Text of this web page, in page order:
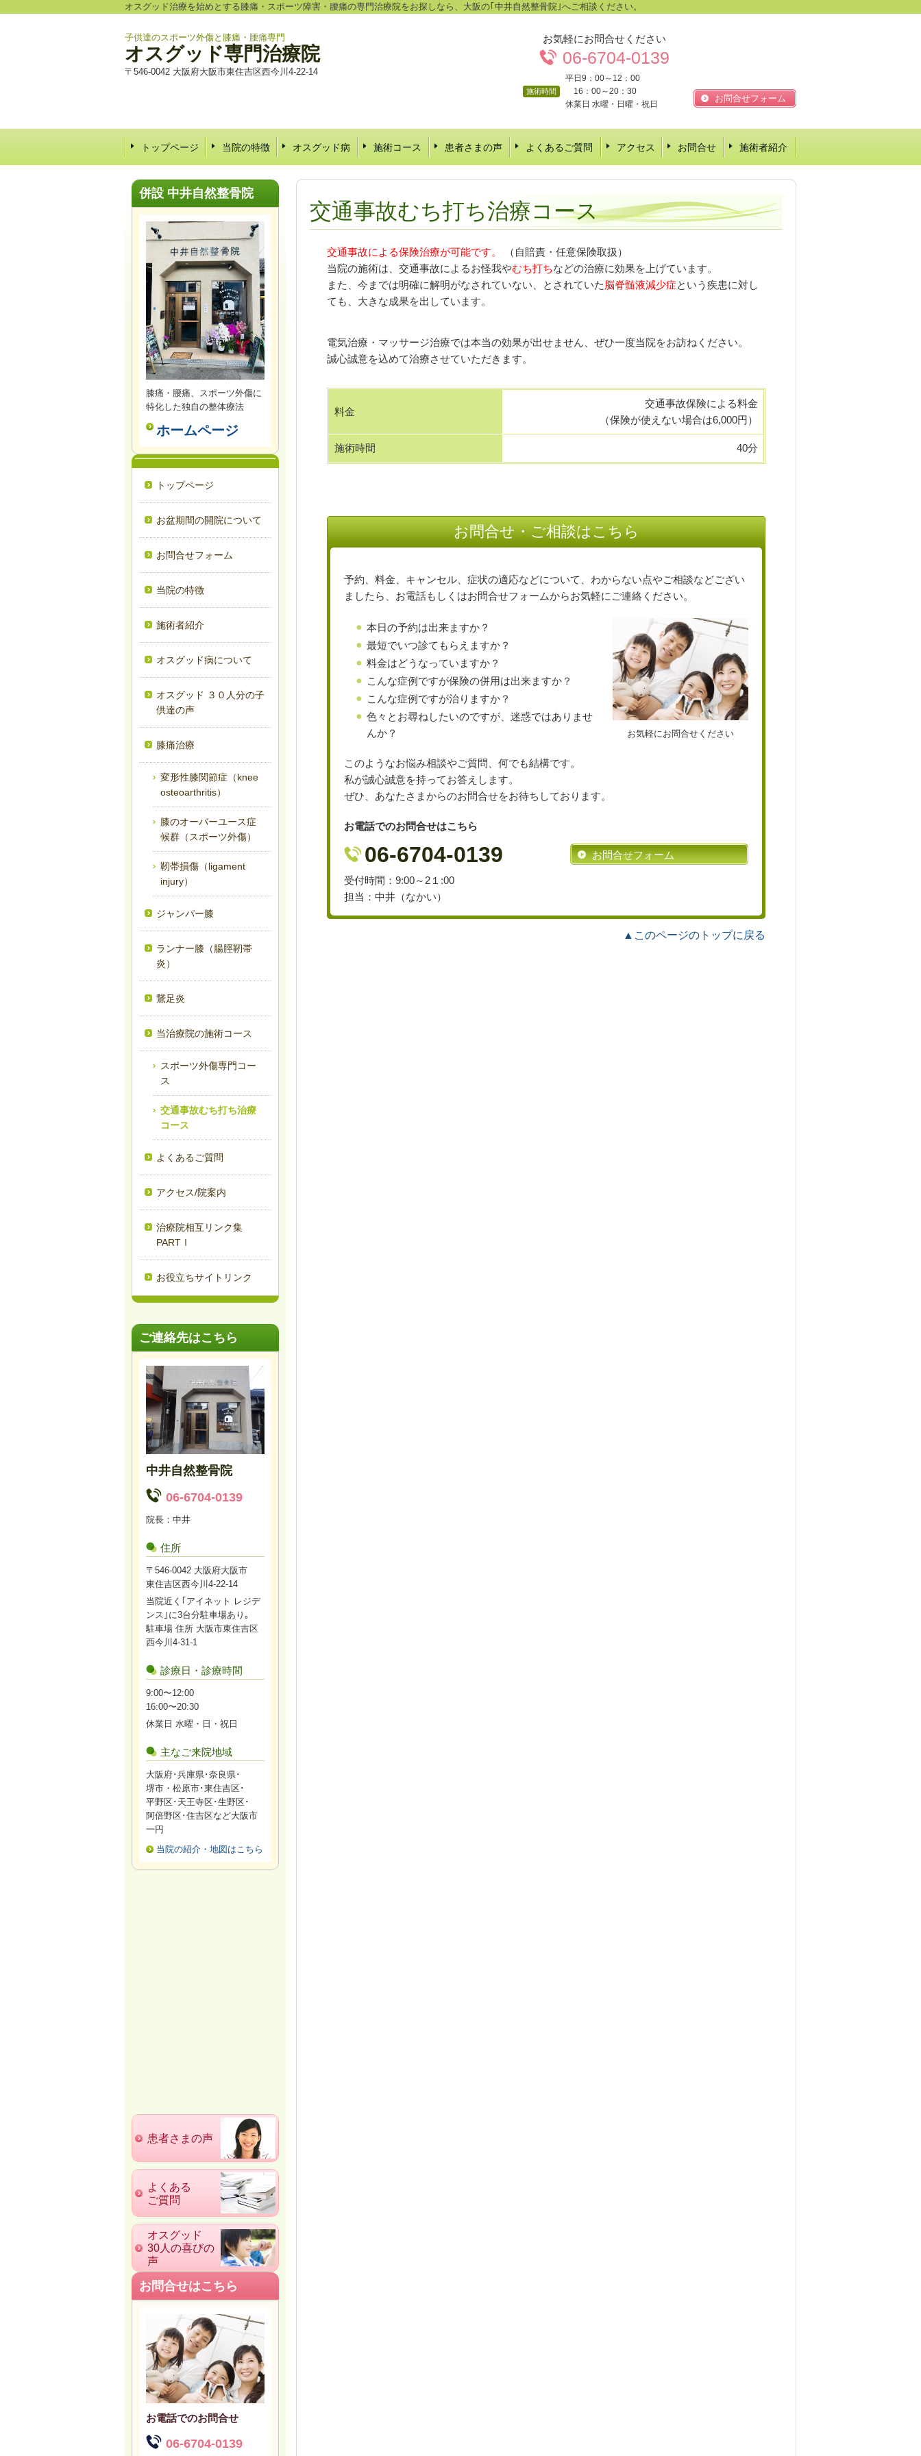
オスグッド治療を始めとする膝痛・スポーツ障害・腰痛の専門治療院をお探しなら、大阪の｢中井自然整骨院｣へご相談ください。
子供達のスポーツ外傷と膝痛・腰痛専門
オスグッド専門治療院
〒546-0042 大阪府大阪市東住吉区西今川4-22-14
お気軽にお問合せください
06-6704-0139
施術時間
平日9：00～12：00
16：00～20：30
休業日 水曜・日曜・祝日
お問合せフォーム
トップページ 当院の特徴 オスグッド病 施術コース 患者さまの声 よくあるご質問 アクセス お問合せ 施術者紹介
交通事故むち打ち治療コース
交通事故による保険治療が可能です。
（自賠責・任意保険取扱）
当院の施術は、交通事故によるお怪我やむち打ちなどの治療に効果を上げています。
また、今までは明確に解明がなされていない、とされていた脳脊髄液減少症という疾患に対し
ても、大きな成果を出しています。
電気治療・マッサージ治療では本当の効果が出せません、ぜひ一度当院をお訪ねください。
誠心誠意を込めて治療させていただきます。
料金
交通事故保険による料金
（保険が使えない場合は6,000円）
施術時間 40分
お問合せ・ご相談はこちら
予約、料金、キャンセル、症状の適応などについて、わからない点やご相談などござい
ましたら、お電話もしくはお問合せフォームからお気軽にご連絡ください。
お気軽にお問合せください
本日の予約は出来ますか？
最短でいつ診てもらえますか？
料金はどうなっていますか？
こんな症例ですが保険の併用は出来ますか？
こんな症例ですが治りますか？
色々とお尋ねしたいのですが、迷惑ではありませ
んか？
このようなお悩み相談やご質問、何でも結構です。
私が誠心誠意を持ってお答えします。
ぜひ、あなたさまからのお問合せをお待ちしております。
お電話でのお問合せはこちら
06-6704-0139 お問合せフォーム
受付時間：9:00～2１:00
担当：中井（なかい）
▲このページのトップに戻る
併設 中井自然整骨院
膝痛・腰痛、スポーツ外傷に
特化した独自の整体療法
ホームページ
トップページ
お盆期間の開院について
お問合せフォーム
当院の特徴
施術者紹介
オスグッド病について
オスグッド ３０人分の子
供達の声
膝痛治療
変形性膝関節症（knee
osteoarthritis）
膝のオーバーユース症
候群（スポーツ外傷）
靭帯損傷（ligament
injury）
ジャンパー膝
ランナー膝（腸脛靭帯
炎）
鵞足炎
当治療院の施術コース
スポーツ外傷専門コー
ス
交通事故むち打ち治療
コース
よくあるご質問
アクセス/院案内
治療院相互リンク集
PARTⅠ
お役立ちサイトリンク
ご連絡先はこちら
中井自然整骨院
06-6704-0139
院長：中井
住所
〒546-0042 大阪府大阪市
東住吉区西今川4-22-14
当院近く｢アイネット レジデ
ンス｣に3台分駐車場あり｡
駐車場 住所 大阪市東住吉区
西今川4-31-1
診療日・診療時間
9:00〜12:00
16:00〜20:30
休業日 水曜・日・祝日
主なご来院地域
大阪府･兵庫県･奈良県･
堺市・松原市･東住吉区･
平野区･天王寺区･生野区･
阿倍野区･住吉区など大阪市
一円
当院の紹介・地図はこちら
患者さまの声
よくある
ご質問
オスグッド
30人の喜びの
声
お問合せはこちら
お電話でのお問合せ
06-6704-0139